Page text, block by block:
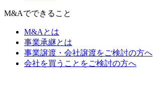
M&Aでできること
M&Aとは
事業承継とは
事業譲渡・会社譲渡をご検討の方へ
会社を買うことをご検討の方へ